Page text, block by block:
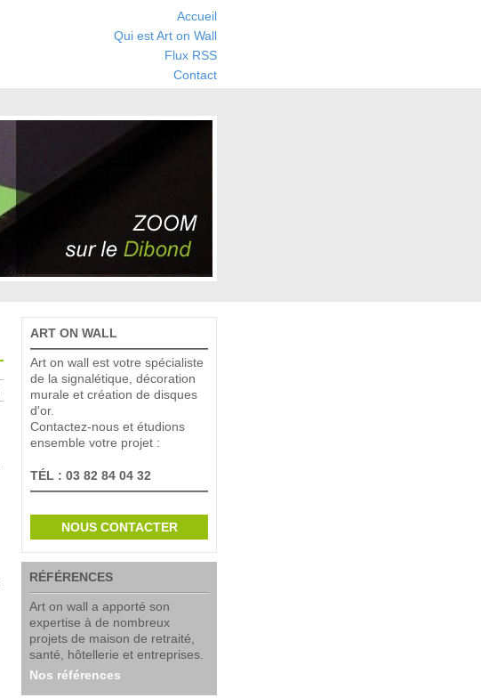
Accueil
Qui est Art on Wall
Flux RSS
Contact
ART ON WALL
Art on wall est votre spécialiste
de la signalétique, décoration
murale et création de disques
d'or.
Contactez-nous et étudions
ensemble votre projet :
TÉL : 03 82 84 04 32
NOUS CONTACTER
RÉFÉRENCES
Art on wall a apporté son
expertise à de nombreux
projets de maison de retraité,
santé, hôtellerie et entreprises.
Nos références